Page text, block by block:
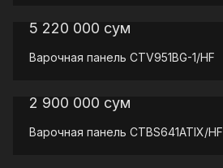
5 220 000 сум
Варочная панель CTV951BG-1/HF
2 900 000 сум
Варочная панель CTBS641ATIX/HF